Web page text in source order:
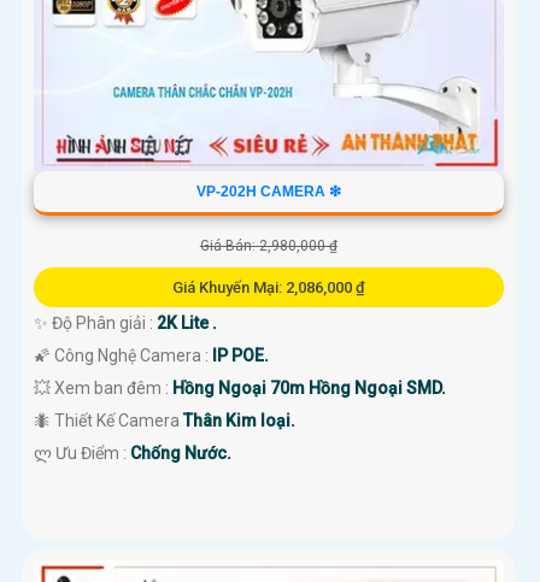
VP-202H CAMERA ❇
Giá Bán: 2,980,000 ₫
Giá Khuyến Mại: 2,086,000 ₫
✨ Độ Phân giải : 2K Lite .
🌠 Công Nghệ Camera :
IP POE.
💥 Xem ban đêm : Hồng Ngoại 70m Hồng Ngoại SMD.
🐜 Thiết Kế CameraThân Kim loại.
️ლ Ưu Điểm : Chống Nước.